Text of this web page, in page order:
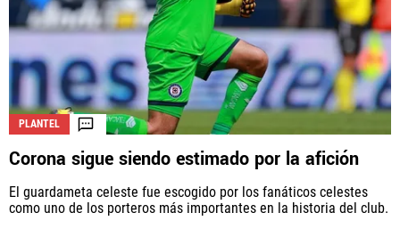
PLANTEL
Corona sigue siendo estimado por la afición
El guardameta celeste fue escogido por los fanáticos celestes
como uno de los porteros más importantes en la historia del club.